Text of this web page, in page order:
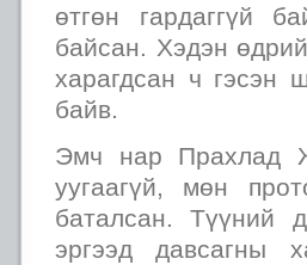
өтгөн гардаггүй
байсан. Хэдэн
харагдсан ч гэсэн
байв.
Эмч нар Прахлад
уугаагүй, мөн
баталсан. Түүний
эргээд давсагны